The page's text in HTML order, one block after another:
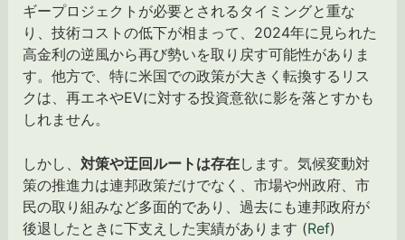
ギープロジェクトが必要とされるタイミングと重な
り、技術コストの低下が相まって、2024年に見られた
高金利の逆風から再び勢いを取り戻す可能性がありま
す。他方で、特に米国での政策が大きく転換するリス
クは、再エネやEVに対する投資意欲に影を落とすかも
しれません。
しかし、 対策や迂回ルートは存在します。気候変動対
策の推進力は連邦政策だけでなく、市場や州政府、市
民の取り組みなど多面的であり、過去にも連邦政府が
後退したときに下支えした実績があります (Ref)